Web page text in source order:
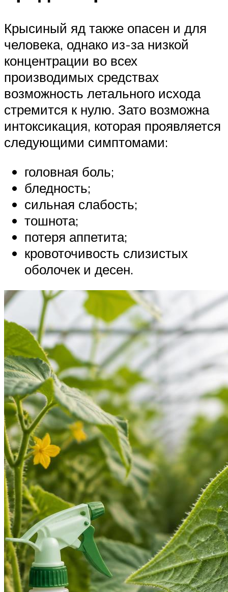
Крысиный яд также опасен и для
человека, однако из-за низкой
концентрации во всех
производимых средствах
возможность летального исхода
стремится к нулю. Зато возможна
интоксикация, которая проявляется
следующими симптомами:
головная боль;
бледность;
сильная слабость;
тошнота;
потеря аппетита;
кровоточивость слизистых
оболочек и десен.